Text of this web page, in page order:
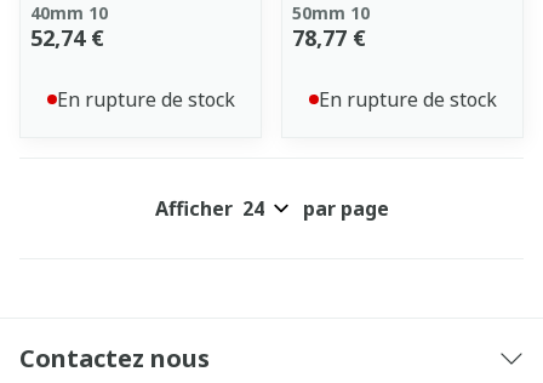
40mm 10
52,74 €
En rupture de stock
50mm 10
78,77 €
En rupture de stock
Afficher par page
Contactez nous